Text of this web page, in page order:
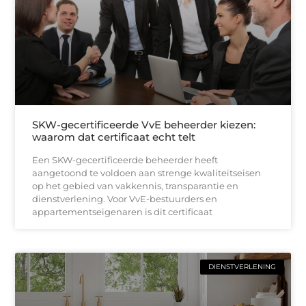
SKW-gecertificeerde VvE beheerder kiezen:
waarom dat certificaat echt telt
Een SKW-gecertificeerde beheerder heeft
aangetoond te voldoen aan strenge kwaliteitseisen
op het gebied van vakkennis, transparantie en
dienstverlening. Voor VvE-bestuurders en
appartementseigenaren is dit certificaat
DIENSTVERLENING